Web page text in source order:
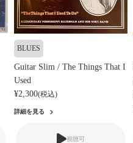
BLUES
Guitar Slim / The Things That I
Used
¥2,300(税込)
詳細を見る
視聴可